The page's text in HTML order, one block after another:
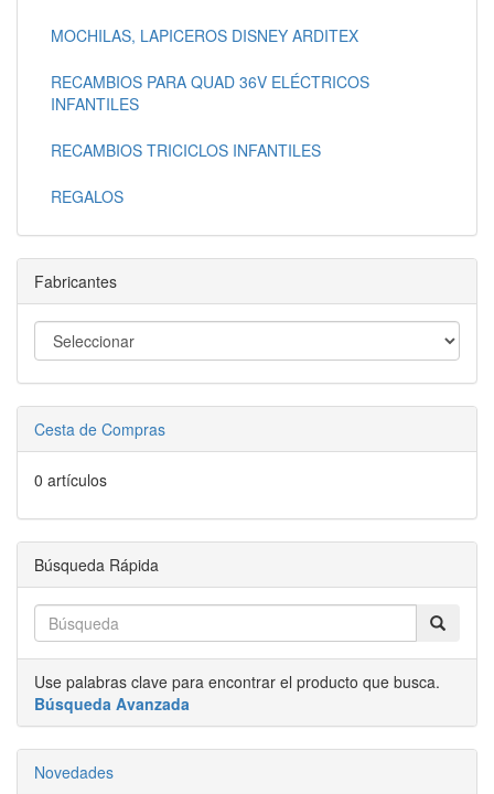
MOCHILAS, LAPICEROS DISNEY ARDITEX
RECAMBIOS PARA QUAD 36V ELÉCTRICOS
INFANTILES
RECAMBIOS TRICICLOS INFANTILES
REGALOS
Fabricantes
Cesta de Compras
0 artículos
Búsqueda Rápida
Use palabras clave para encontrar el producto que busca.
Búsqueda Avanzada
Novedades